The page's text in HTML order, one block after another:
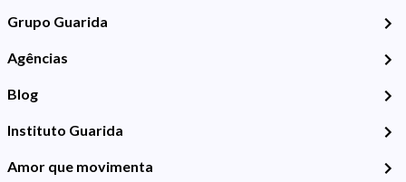
Grupo Guarida
Agências
Blog
Instituto Guarida
Amor que movimenta